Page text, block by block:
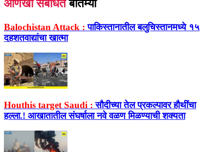
आणखी संबंधित बातम्या
Balochistan Attack : पाकिस्तानातील बलुचिस्तानमध्ये १५
दहशतवाद्यांचा खात्मा
Houthis target Saudi : सौदीच्या तेल प्रकल्पावर हौथींचा
हल्ला.! आखातातील संघर्षाला नवे वळण मिळण्याची शक्यता